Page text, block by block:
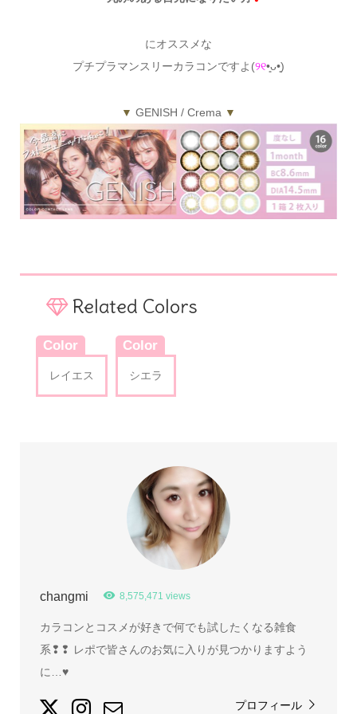
にオススメな
プチプラマンスリーカラコンですよ(୨୧•͈ᴗ•͈)
▼ GENISH / Crema ▼
Related Colors
Color
レイエス
Color
シエラ
changmi 8,575,471 views
カラコンとコスメが好きで何でも試したくなる雑食
系❢❢ レポで皆さんのお気に入りが見つかりますよう
に…♥
プロフィール